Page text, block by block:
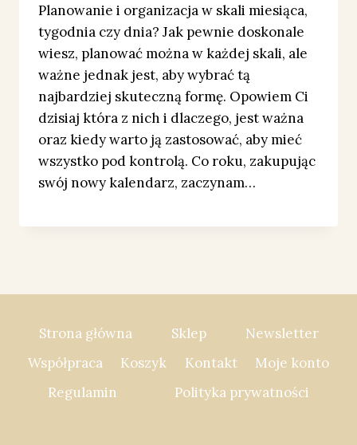
Planowanie i organizacja w skali miesiąca,
tygodnia czy dnia? Jak pewnie doskonale
wiesz, planować można w każdej skali, ale
ważne jednak jest, aby wybrać tą
najbardziej skuteczną formę. Opowiem Ci
dzisiaj która z nich i dlaczego, jest ważna
oraz kiedy warto ją zastosować, aby mieć
wszystko pod kontrolą. Co roku, zakupując
swój nowy kalendarz, zaczynam…
Strona główna Sklep
Newsletter
Współpraca
Koszyk Kontakt
Moje konto
Regulamin
Polityka prywatności